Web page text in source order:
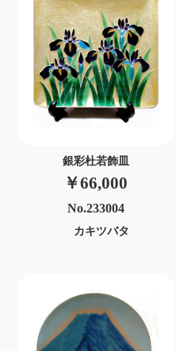
銀彩杜若飾皿
￥66,000
No.233004
カキツバタ